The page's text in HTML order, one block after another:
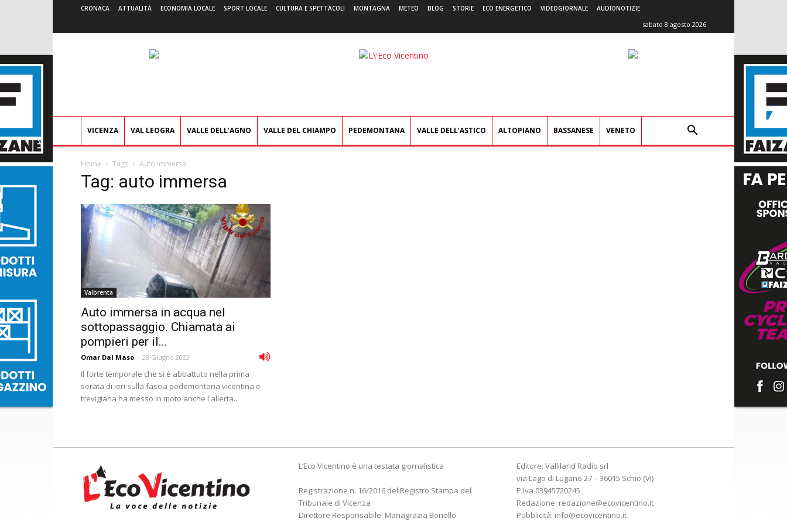
CRONACA ATTUALITÀ ECONOMIA LOCALE SPORT LOCALE CULTURA E SPETTACOLI MONTAGNA METEO BLOG STORIE ECO ENERGETICO VIDEOGIORNALE AUDIONOTIZIE
sabato 8 agosto 2026
L'Eco
VICENZA VAL LEOGRA VALLE DELL’AGNO VALLE DEL CHIAMPO PEDEMONTANA VALLE DELL’ASTICO ALTOPIANO BASSANESE VENETO
Home Tags Auto immersa
Tag: auto immersa
Valbrenta
Auto immersa in acqua nel
sottopassaggio. Chiamata ai
pompieri per il...
Omar Dal Maso - 28 Giugno 2023
Il forte temporale che si è abbattuto nella prima
serata di ieri sulla fascia pedemontana vicentina e
trevigiana ha messo in moto anche l'allerta...
L’Eco Vicentino è una testata giornalistica
Registrazione n. 16/2016 del Registro Stampa del
Tribunale di Vicenza
Direttore Responsabile: Mariagrazia Bonollo
Editore: Valliland Radio srl
via Lago di Lugano 27 – 36015 Schio (VI)
P.Iva 03945720245
Redazione: redazione@ecovicentino.it
Pubblicità: info@ecovicentino.it